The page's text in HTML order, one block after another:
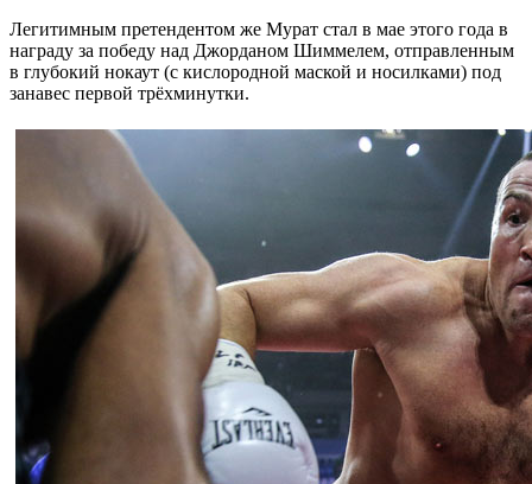
Легитимным претендентом же Мурат стал в мае этого года в
награду за победу над Джорданом Шиммелем, отправленным
в глубокий нокаут (с кислородной маской и носилками) под
занавес первой трёхминутки.